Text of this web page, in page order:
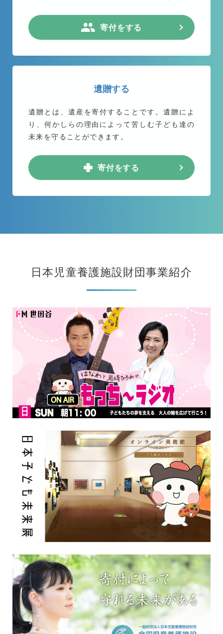
寄付をする
遺贈する
遺贈とは、遺産を寄付することです。遺贈によ
り、何かしらの理由によって苦しむ子ども達の
未来を守ることができます。
寄付をする
日本児童養護施設財団事業紹介